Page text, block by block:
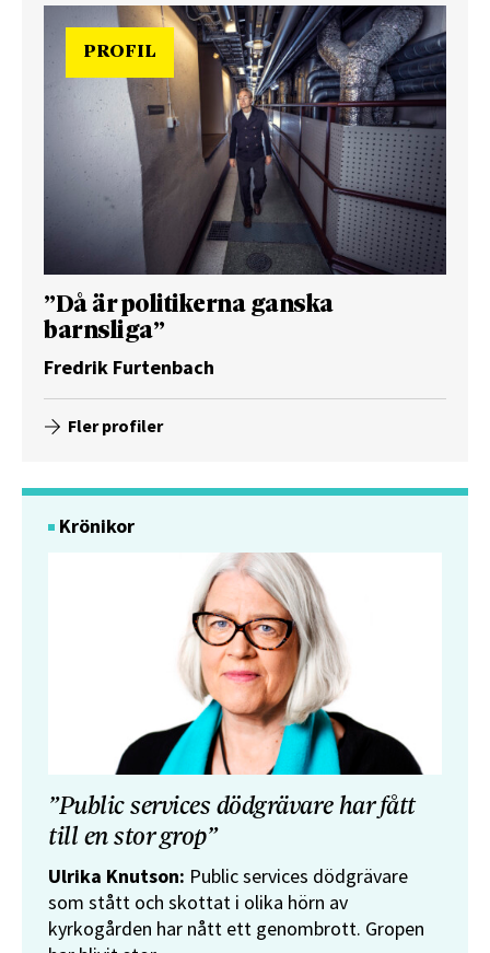
PROFIL
”Då är politikerna ganska
barnsliga”
Fredrik Furtenbach
Fler profiler
Krönikor
”Public services dödgrävare har fått
till en stor grop”
Ulrika Knutson: Public services dödgrävare
som stått och skottat i olika hörn av
kyrkogården har nått ett genombrott. Gropen